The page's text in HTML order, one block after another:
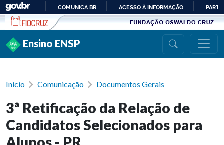
Ir para conteúdo
PARA
COMUNICA BR ACESSO À INFORMAÇÃO
Ensino ENSP
Início Comunicação Documentos Gerais
3ª Retificação da Relação de
Candidatos Selecionados para